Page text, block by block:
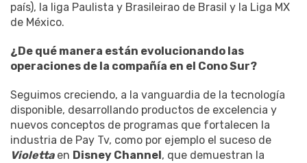
país), la liga Paulista y Brasileirao de Brasil y la Liga MX
de México.
¿De qué manera están evolucionando las
operaciones de la compañía en el Cono Sur?
Seguimos creciendo, a la vanguardia de la tecnología
disponible, desarrollando productos de excelencia y
nuevos conceptos de programas que fortalecen la
industria de Pay Tv, como por ejemplo el suceso de
Violettaen Disney Channel, que demuestran la